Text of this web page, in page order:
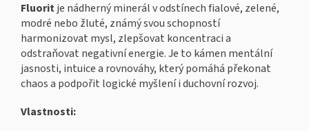
Fluoritje nádherný minerál v odstínech fialové, zelené,
modré nebo žluté, známý svou schopností
harmonizovat mysl, zlepšovat koncentraci a
odstraňovat negativní energie. Je to kámen mentální
jasnosti, intuice a rovnováhy, který pomáhá překonat
chaos a podpořit logické myšlení i duchovní rozvoj.
Vlastnosti: